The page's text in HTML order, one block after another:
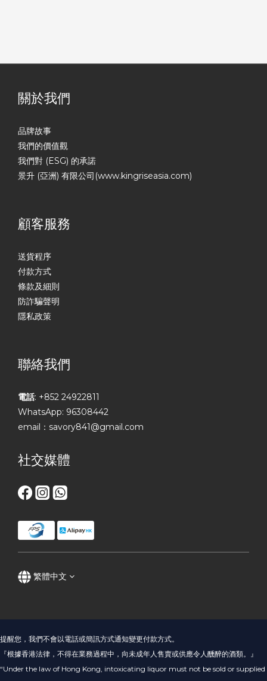
關於我們
品牌故事
我們的價值觀
我們對 (ESG) 的承諾
景升 (亞洲) 有限公司(www.kingriseasia.com)
顧客服務
送貨程序
付款方式
條款及細則
防詐騙聲明
隱私政策
聯絡我們
電話: +852 24922811
WhatsApp: 96308442
email：savory841@gmail.com
社交媒體
繁體中文
提醒您，我們不會以電話或簡訊方式通知變更付款方式。
『根據香港法律，不得在業務過程中，向未成年人售賣或供應令人醺醉的酒類。』
“Under the law of Hong Kong, intoxicating liquor must not be sold or supplied